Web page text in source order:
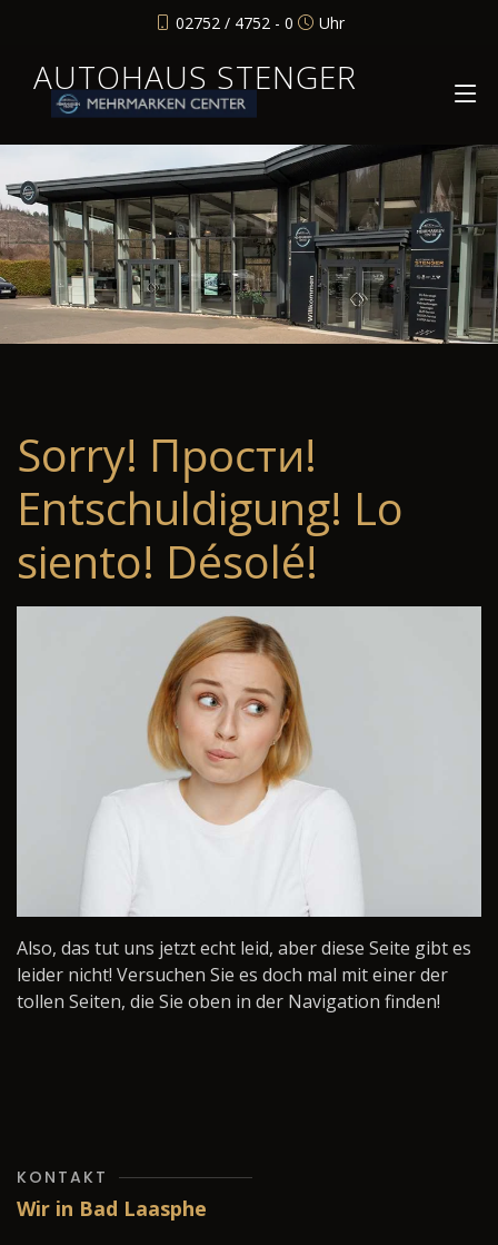
02752 / 4752 - 0 Uhr
AUTOHAUS STENGER
Sorry! Прости!
Entschuldigung! Lo
siento! Désolé!
Also, das tut uns jetzt echt leid, aber diese Seite gibt es
leider nicht! Versuchen Sie es doch mal mit einer der
tollen Seiten, die Sie oben in der Navigation finden!
KONTAKT
Wir in Bad Laasphe